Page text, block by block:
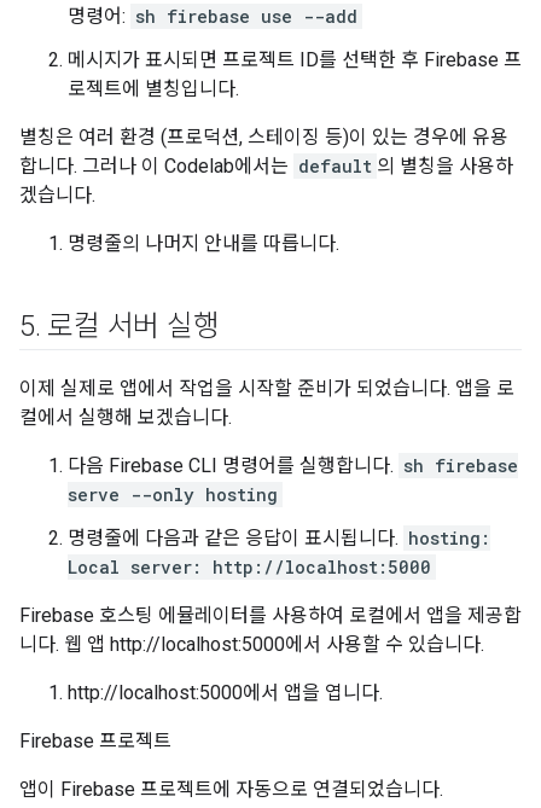
명령어: sh firebase use --add
메시지가 표시되면 프로젝트 ID를 선택한 후 Firebase 프
로젝트에 별칭입니다.
별칭은 여러 환경 (프로덕션, 스테이징 등)이 있는 경우에 유용
합니다. 그러나 이 Codelab에서는 default 의 별칭을 사용하
겠습니다.
명령줄의 나머지 안내를 따릅니다.
5. 로컬 서버 실행
이제 실제로 앱에서 작업을 시작할 준비가 되었습니다. 앱을 로
컬에서 실행해 보겠습니다.
다음 Firebase CLI 명령어를 실행합니다. sh firebase
serve --only hosting
명령줄에 다음과 같은 응답이 표시됩니다. hosting:
Local server: http://localhost:5000
Firebase 호스팅 에뮬레이터를 사용하여 로컬에서 앱을 제공합
니다. 웹 앱 http://localhost:5000에서 사용할 수 있습니다.
http://localhost:5000에서 앱을 엽니다.
Firebase 프로젝트
앱이 Firebase 프로젝트에 자동으로 연결되었습니다.